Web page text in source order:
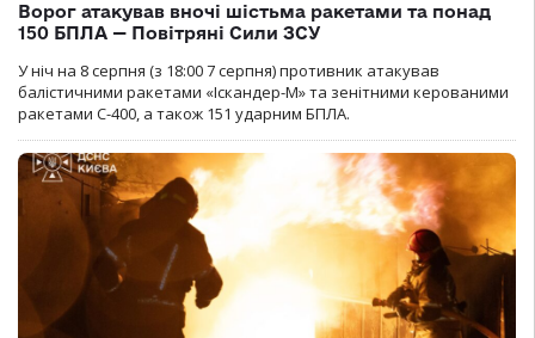
Ворог атакував вночі шістьма ракетами та понад
150 БПЛА — Повітряні Сили ЗСУ
У ніч на 8 серпня (з 18:00 7 серпня) противник атакував
балістичними ракетами «Іскандер-М» та зенітними керованими
ракетами С-400, а також 151 ударним БПЛА.